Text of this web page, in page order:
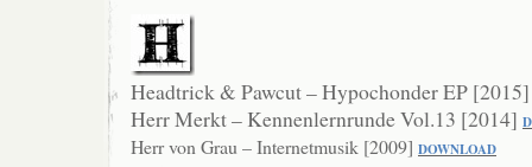
Headtrick & Pawcut – Hypochonder EP
Herr Merkt – Kennenlernrunde Vol.13 [2014]
Herr von Grau – Internetmusik [2009] DOWNLOAD